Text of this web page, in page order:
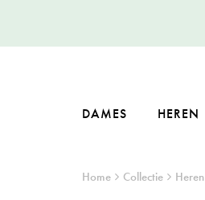
DAMES HEREN
Home Collectie Heren